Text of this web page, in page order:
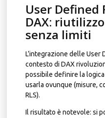
User Defined
DAX:
senza limiti
L’integrazione delle User
contesto di DAX
possibile definire la
usarla ovunque (misure,
RLS).
Il risultato è notevole: si